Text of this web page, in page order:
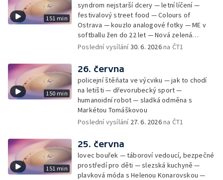
151 min
syndrom nejstarší dcery — letní líčení —
festivalový street food — Colours of
Ostrava — kouzlo analogové fotky — ME v
softballu žen do 22 let — Nová zelená
úsporám — Global Teacher Prize Czech
Poslední vysílání30. 6. 2026na ČT1
150 min
26. června
policejní štěňata ve výcviku — jak to chodí
na letišti — dřevorubecký sport —
humanoidní robot — sladká odměna s
Markétou Tomáškovou
Poslední vysílání 27. 6. 2026na ČT1
151 min
25. června
lovec bouřek — táboroví vedoucí, bezpečné
prostředí pro děti — slezská kuchyně —
plavková móda s Helenou Konarovskou —